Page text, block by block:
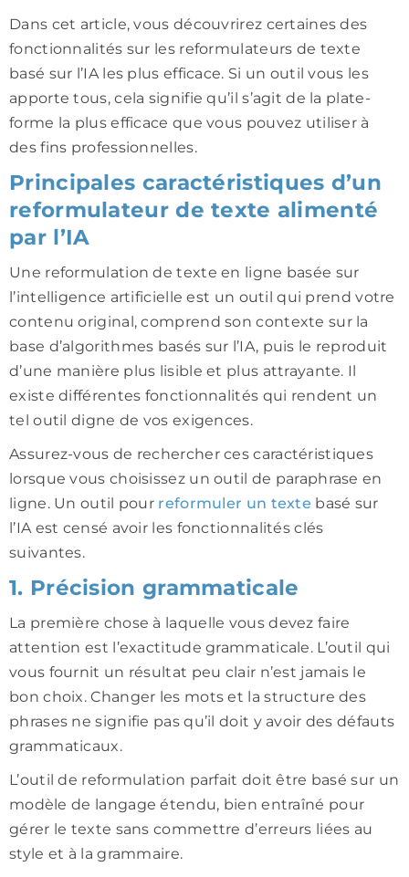
Dans cet article, vous découvrirez certaines des
fonctionnalités sur les reformulateurs de texte
basé sur l’IA les plus efficace. Si un outil vous les
apporte tous, cela signifie qu’il s’agit de la plate-
forme la plus efficace que vous pouvez utiliser à
des fins professionnelles.
Principales caractéristiques d’un
reformulateur de texte alimenté
par l’IA
Une reformulation de texte en ligne basée sur
l’intelligence artificielle est un outil qui prend votre
contenu original, comprend son contexte sur la
base d’algorithmes basés sur l’IA, puis le reproduit
d’une manière plus lisible et plus attrayante. Il
existe différentes fonctionnalités qui rendent un
tel outil digne de vos exigences.
Assurez-vous de rechercher ces caractéristiques
lorsque vous choisissez un outil de paraphrase en
ligne. Un outil pour reformuler un texte basé sur
l’IA est censé avoir les fonctionnalités clés
suivantes.
1. Précision grammaticale
La première chose à laquelle vous devez faire
attention est l’exactitude grammaticale. L’outil qui
vous fournit un résultat peu clair n’est jamais le
bon choix. Changer les mots et la structure des
phrases ne signifie pas qu’il doit y avoir des défauts
grammaticaux.
L’outil de reformulation parfait doit être basé sur un
modèle de langage étendu, bien entraîné pour
gérer le texte sans commettre d’erreurs liées au
style et à la grammaire.